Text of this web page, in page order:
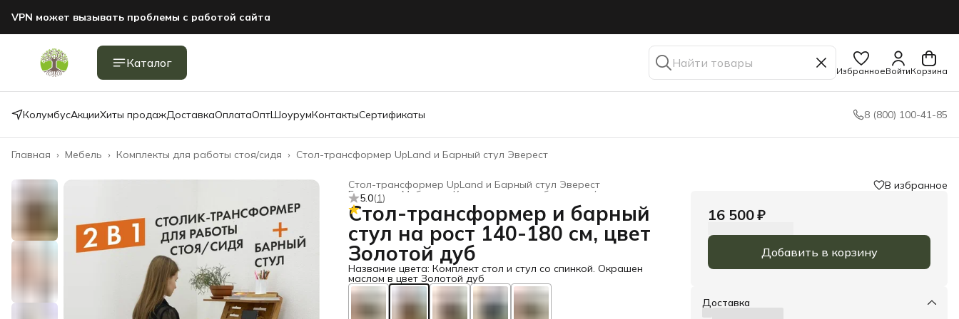
VPN может вызывать проблемы с работой сайта
Каталог
ИзбранноеВойтиКорзина
КолумбусАкцииХиты продажДоставкаОплатаОптШоурумКонтактыСертификаты 8 (800) 100-41-85
Стол-трансформер UpLand и Барный стул Эверест
Комплекты для работы стоя/сидя ›
Мебель ›
Главная ›
Стол-трансформер UpLand и Барный стул Эверест
Комплекты для работы стоя/сидя
Мебель
Главная
5.0(1)
Стол-трансформер и барный
стул на рост 140-180 см, цвет
Золотой дуб
Название цвета: Комплект стол и стул со спинкой. Окрашен
маслом в цвет Золотой дуб
В избранное
16 500 ₽
Добавить в корзину
Доставка